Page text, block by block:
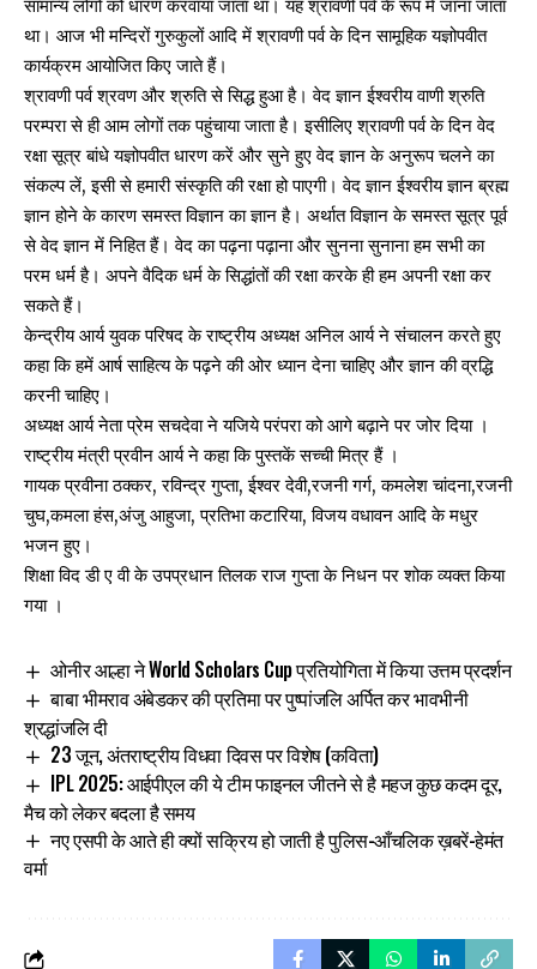
सामान्य लोगों को धारण करवाया जाता था। यह श्रावणी पर्व के रूप में जाना जाता
था। आज भी मन्दिरों गुरुकुलों आदि में श्रावणी पर्व के दिन सामूहिक यज्ञोपवीत
कार्यक्रम आयोजित किए जाते हैं।
श्रावणी पर्व श्रवण और श्रुति से सिद्ध हुआ है। वेद ज्ञान ईश्वरीय वाणी श्रुति
परम्परा से ही आम लोगों तक पहुंचाया जाता है। इसीलिए श्रावणी पर्व के दिन वेद
रक्षा सूत्र बांधे यज्ञोपवीत धारण करें और सुने हुए वेद ज्ञान के अनुरूप चलने का
संकल्प लें, इसी से हमारी संस्कृति की रक्षा हो पाएगी। वेद ज्ञान ईश्वरीय ज्ञान ब्रह्म
ज्ञान होने के कारण समस्त विज्ञान का ज्ञान है। अर्थात विज्ञान के समस्त सूत्र पूर्व
से वेद ज्ञान में निहित हैं। वेद का पढ़ना पढ़ाना और सुनना सुनाना हम सभी का
परम धर्म है। अपने वैदिक धर्म के सिद्धांतों की रक्षा करके ही हम अपनी रक्षा कर
सकते हैं।
केन्द्रीय आर्य युवक परिषद के राष्ट्रीय अध्यक्ष अनिल आर्य ने संचालन करते हुए
कहा कि हमें आर्ष साहित्य के पढ़ने की ओर ध्यान देना चाहिए और ज्ञान की व्रद्धि
करनी चाहिए।
अध्यक्ष आर्य नेता प्रेम सचदेवा ने यजिये परंपरा को आगे बढ़ाने पर जोर दिया ।
राष्ट्रीय मंत्री प्रवीन आर्य ने कहा कि पुस्तकें सच्ची मित्र हैं ।
गायक प्रवीना ठक्कर, रविन्द्र गुप्ता, ईश्वर देवी,रजनी गर्ग, कमलेश चांदना,रजनी
चुघ,कमला हंस,अंजु आहुजा, प्रतिभा कटारिया, विजय वधावन आदि के मधुर
भजन हुए।
शिक्षा विद डी ए वी के उपप्रधान तिलक राज गुप्ता के निधन पर शोक व्यक्त किया
गया ।
ओनीर आल्हा ने World Scholars Cup प्रतियोगिता में किया उत्तम प्रदर्शन
बाबा भीमराव अंबेडकर की प्रतिमा पर पुष्पांजलि अर्पित कर भावभीनी
श्रद्धांजलि दी
23 जून, अंतराष्ट्रीय विधवा दिवस पर विशेष (कविता)
IPL 2025: आईपीएल की ये टीम फाइनल जीतने से है महज कुछ कदम दूर,
मैच को लेकर बदला है समय
नए एसपी के आते ही क्यों सक्रिय हो जाती है पुलिस-आँचलिक ख़बरें-हेमंत
वर्मा